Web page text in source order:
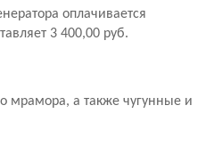
оплачивается
3 400,00 руб.
мрамора, а также чугунные и